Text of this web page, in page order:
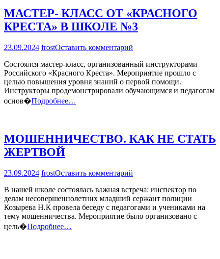
МАСТЕР- КЛАСС ОТ «КРАСНОГО
КРЕСТА» В ШКОЛЕ №3
23.09.2024 frostОставить комментарий
КЛАСС
ОТ
«КРАСНОГО
КРЕСТА»
Состоялся мастер-класс, организованный инструкторами
Российского «Красного Креста». Мероприятие прошло с
целью повышения уровня знаний о первой помощи.
Инструкторы продемонстрировали обучающимся и педагогам
основ�Подробнее…
МОШЕННИЧЕСТВО. КАК НЕ СТАТЬ
ЖЕРТВОЙ
23.09.2024 frostОставить комментарий
КАК
НЕ
СТАТЬ
ЖЕРТВОЙ
В нашей школе состоялась важная встреча: инспектор по
делам несовершеннолетних младший сержант полиции
Козырева Н.К провела беседу с педагогами и учениками на
тему мошенничества. Мероприятие было организовано с
цель�Подробнее…